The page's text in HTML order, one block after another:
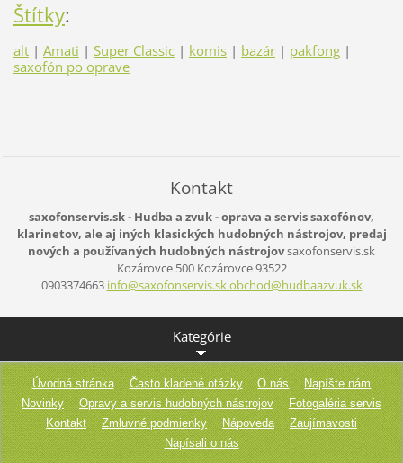
Štítky:
alt | Amati | Super Classic | komis | bazár | pakfong |
saxofón po oprave
Kontakt
saxofonservis.sk - Hudba a zvuk - oprava a servis saxofónov,
klarinetov, ale aj iných klasických hudobných nástrojov, predaj
nových a používaných hudobných nástrojovsaxofonservis.sk
Kozárovce 500Kozárovce93522
0903374663 info@saxofonservis.sk obchod@hudbaazvuk.sk
Kategórie
Úvodná stránka Často kladené otázky O nás
Napíšte nám
Novinky
Opravy a servis hudobných nástrojov
Fotogaléria servis
Kontakt
Zmluvné podmienky Nápoveda
Zaujímavosti
Napísali o nás